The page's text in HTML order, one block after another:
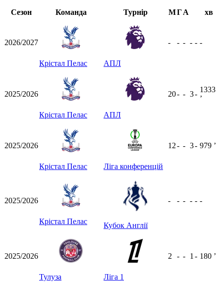
Сезон
Команда Турнір МГА хв
2026/2027
Крістал Пелас АПЛ
- - - - - -
2025/2026
Крістал Пелас АПЛ
20- - 3-
1333
ʼ
2025/2026
Крістал Пелас Ліга конференцій
12- - 3- 979 ʼ
2025/2026
Крістал Пелас Кубок Англії
- - - - - -
2025/2026
Тулуза Ліга 1
2 - - 1 - 180 ʼ